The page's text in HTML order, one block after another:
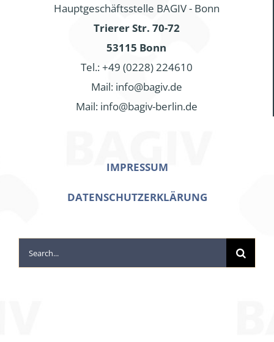
Hauptgeschäftsstelle BAGIV - Bonn
Trierer Str. 70-72
53115 Bonn
Tel.: +49 (0228) 224610
Mail: info@bagiv.de
Mail: info@bagiv-berlin.de
IMPRESSUM
DATENSCHUTZERKLÄRUNG
Search
for: